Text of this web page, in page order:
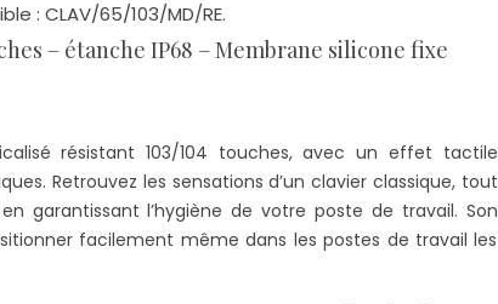
: CLAV/65/103/MD/RE.
– étanche IP68 – Membrane silicone fixe
résistant 103/104 touches, avec un effet tactile
Retrouvez les sensations d’un clavier classique, tout
garantissant l’hygiène de votre poste de travail. Son
facilement même dans les postes de travail les